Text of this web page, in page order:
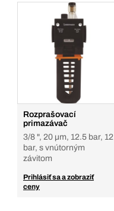
Rozprašovací
primazávač
3/8 ", 20 µm, 12.5 bar, 12
bar, s vnútorným
závitom
Prihlásiť sa a zobraziť
ceny